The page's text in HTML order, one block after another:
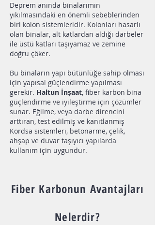
Deprem anında binalarımın
yıkılmasındaki en önemli sebeblerinden
biri kolon sistemleridir. Kolonları hasarlı
olan binalar, alt katlardan aldığı darbeler
ile üstü katları taşıyamaz ve zemine
doğru çöker.
Bu binaların yapı bütünlüğe sahip olması
için yapısal güçlendirme yapılması
gerekir. Haltun İnşaat, fiber karbon bina
güçlendirme ve iyileştirme için çözümler
sunar. Eğilme, veya darbe direncini
arttıran, test edilmiş ve kanıtlanmış
Kordsa sistemleri, betonarme, çelik,
ahşap ve duvar taşıyıcı yapılarda
kullanım için uygundur.
Fiber Karbonun Avantajları
Nelerdir?